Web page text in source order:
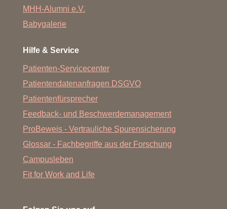
MHH-Alumni e.V.
Babygalerie
Hilfe & Service
Patienten-Servicecenter
Patientendatenanfragen DSGVO
Patientenfürsprecher
Feedback- und Beschwerdemanagement
ProBeweis - Vertrauliche Spurensicherung
Glossar - Fachbegriffe aus der Forschung
Campusleben
Fit for Work and Life